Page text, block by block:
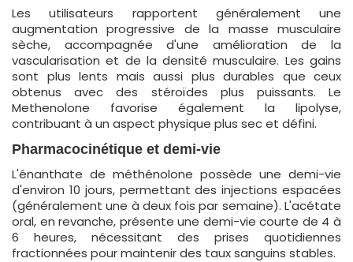
Les utilisateurs rapportent généralement une
augmentation progressive de la masse musculaire
sèche, accompagnée d'une amélioration de la
vascularisation et de la densité musculaire. Les gains
sont plus lents mais aussi plus durables que ceux
obtenus avec des stéroïdes plus puissants. Le
Methenolone favorise également la lipolyse,
contribuant à un aspect physique plus sec et défini.
Pharmacocinétique et demi-vie
L'énanthate de méthénolone possède une demi-vie
d'environ 10 jours, permettant des injections espacées
(généralement une à deux fois par semaine). L'acétate
oral, en revanche, présente une demi-vie courte de 4 à
6 heures, nécessitant des prises quotidiennes
fractionnées pour maintenir des taux sanguins stables.